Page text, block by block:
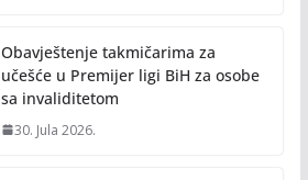
Obavještenje takmičarima za
učešće u Premijer ligi BiH za osobe
sa invaliditetom
30. Jula 2026.